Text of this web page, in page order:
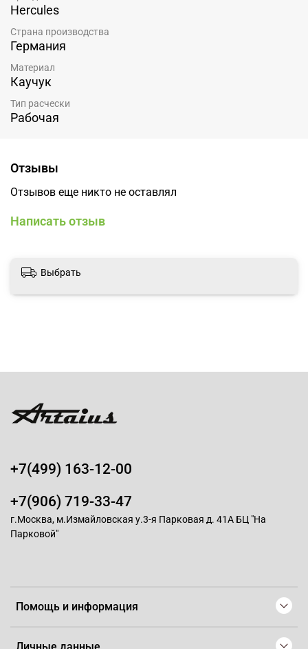
Hercules
Страна производства
Германия
Материал
Каучук
Тип расчески
Рабочая
Отзывы
Отзывов еще никто не оставлял
Написать отзыв
Выбрать
Помощь и информация
+7(499) 163-12-00
+7(906) 719-33-47
г.Москва, м.Измайловская у.3-я Парковая д. 41А БЦ "На
Парковой"